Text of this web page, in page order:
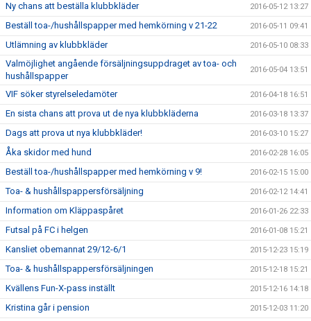
Ny chans att beställa klubbkläder 2016-05-12 13:27
Beställ toa-/hushållspapper med hemkörning v 21-22 2016-05-11 09:41
Utlämning av klubbkläder 2016-05-10 08:33
Valmöjlighet angående försäljningsuppdraget av toa- och
hushållspapper
2016-05-04 13:51
VIF söker styrelseledamöter 2016-04-18 16:51
En sista chans att prova ut de nya klubbkläderna 2016-03-18 13:37
Dags att prova ut nya klubbkläder! 2016-03-10 15:27
Åka skidor med hund 2016-02-28 16:05
Beställ toa-/hushållspapper med hemkörning v 9! 2016-02-15 15:00
Toa- & hushållspappersförsäljning 2016-02-12 14:41
Information om Kläppaspåret 2016-01-26 22:33
Futsal på FC i helgen 2016-01-08 15:21
Kansliet obemannat 29/12-6/1 2015-12-23 15:19
Toa- & hushållspappersförsäljningen 2015-12-18 15:21
Kvällens Fun-X-pass inställt 2015-12-16 14:18
Kristina går i pension 2015-12-03 11:20